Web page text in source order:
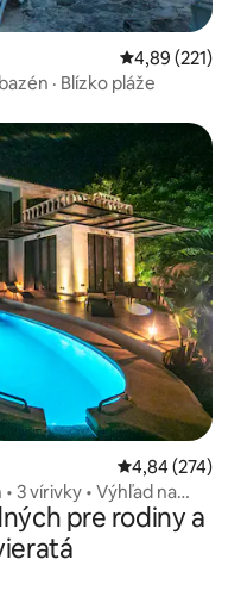
Priemerné
4,89 (221)
· Blízko pláže
Priemerné
4,84 (274)
3 vírivky • Výhľad na
pre rodiny a